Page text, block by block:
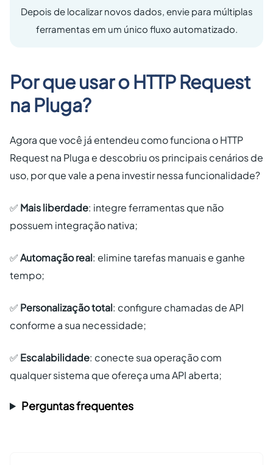
Depois de localizar novos dados, envie para múltiplas
ferramentas em um único fluxo automatizado.
Por que usar o HTTP Request
na Pluga?
Agora que você já entendeu como funciona o HTTP
Request na Pluga e descobriu os principais cenários de
uso, por que vale a pena investir nessa funcionalidade?
✅ Mais liberdade: integre ferramentas que não
possuem integração nativa;
✅Automação real: elimine tarefas manuais e ganhe
tempo;
✅ Personalização total: configure chamadas de API
conforme a sua necessidade;
✅ Escalabilidade: conecte sua operação com
qualquer sistema que ofereça uma API aberta;
Perguntas frequentes